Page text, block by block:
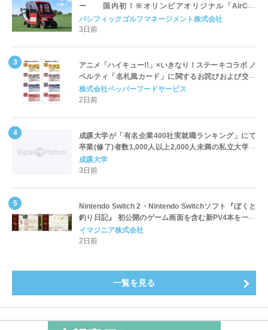
ー 国内初！※オリンピアオリジナル「AirCon
Cart（エアコンカート）」導入 | ＰＧＭ
パシフィックゴルフマネージメント株式会社
3日前
アニメ「ハイキュー!!」×いきなり！ステーキコラボ ノ
ベルティ「名札風カード」に関するお詫びおよび交換
対応についてのご案内
株式会社ペッパーフードサービス
2日前
成蹊大学が「有名企業400社実就職ランキング」にて
卒業(修了)者数1,000人以上2,000人未満の私立大学で
全国第1位を獲得！～実就職率は26.5%（前年比＋
4.3pt）に伸長、東京の私立大学でも10位にランクイン
成蹊大学
3日前
Nintendo Switch 2・Nintendo Switchソフト『ぼくと
釣り日記』 初公開のゲーム画面を含む新PV4本を一挙
公開！
イマジニア株式会社
2日前
一覧を見る